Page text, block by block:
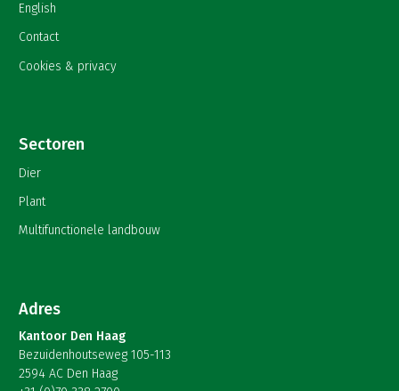
English
Contact
Cookies & privacy
Sectoren
Dier
Plant
Multifunctionele landbouw
Adres
Kantoor Den Haag
Bezuidenhoutseweg 105-113
2594 AC Den Haag